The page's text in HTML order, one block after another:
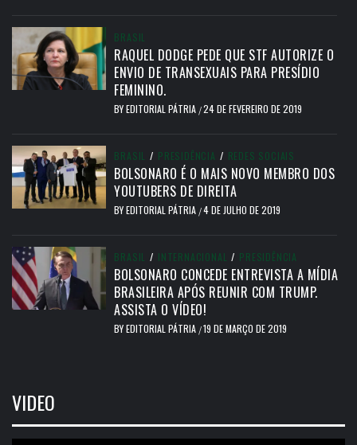
BRASIL
RAQUEL DODGE PEDE QUE STF AUTORIZE O
ENVIO DE TRANSEXUAIS PARA PRESÍDIO
FEMININO.
BYEDITORIAL PÁTRIA /24 DE FEVEREIRO DE 2019
BRASIL / PRESIDÊNCIA / REDES SOCIAIS
BOLSONARO É O MAIS NOVO MEMBRO DOS
YOUTUBERS DE DIREITA
BYEDITORIAL PÁTRIA /4 DE JULHO DE 2019
BRASIL / INTERNACIONAL / PRESIDÊNCIA
BOLSONARO CONCEDE ENTREVISTA A MÍDIA
BRASILEIRA APÓS REUNIR COM TRUMP.
ASSISTA O VÍDEO!
BYEDITORIAL PÁTRIA /19 DE MARÇO DE 2019
VIDEO